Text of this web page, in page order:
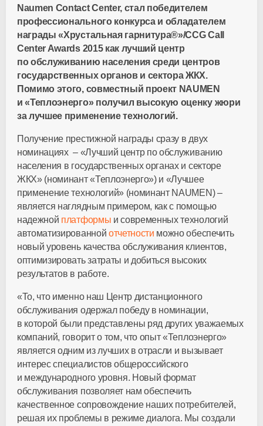
Naumen Contact Center, стал победителем
профессионального конкурса и обладателем
награды «Хрустальная гарнитура®»/CCG Call
Center Awards 2015 как лучший центр
по обслуживанию населения среди центров
государственных органов и сектора ЖКХ.
Помимо этого, совместный проект NAUMEN
и «Теплоэнерго» получил высокую оценку жюри
за лучшее применение технологий.
Получение престижной награды сразу в двух
номинациях – «Лучший центр по обслуживанию
населения в государственных органах и секторе
ЖКХ» (номинант «Теплоэнерго») и «Лучшее
применение технологий» (номинант NAUMEN) –
является наглядным примером, как с помощью
надежной платформы и современных технологий
автоматизированной отчетности можно обеспечить
новый уровень качества обслуживания клиентов,
оптимизировать затраты и добиться высоких
результатов в работе.
«То, что именно наш Центр дистанционного
обслуживания одержал победу в номинации,
в которой были представлены ряд других уважаемых
компаний, говорит о том, что опыт «Теплоэнерго»
является одним из лучших в отрасли и вызывает
интерес специалистов общероссийского
и международного уровня. Новый формат
обслуживания позволяет нам обеспечить
качественное сопровождение наших потребителей,
решая их проблемы в режиме диалога. Мы создали